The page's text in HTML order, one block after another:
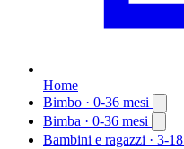
Home
Bimbo · 0-36 mesi
Bimba · 0-36 mesi
Bambini e ragazzi · 3-18